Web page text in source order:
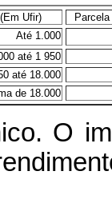
Ufir)
Até 1.000
até 1 950
até 18.000
de 18.000